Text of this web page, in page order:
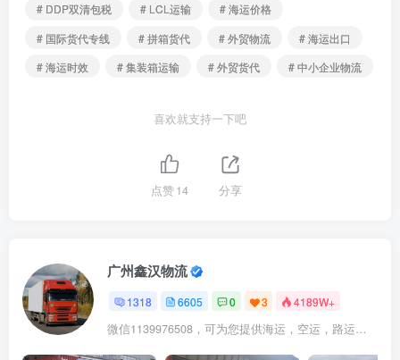
# DDP双清包税
# LCL运输
# 海运价格
# 国际货代专线
# 拼箱货代 # 外贸物流
# 海运出口
# 海运时效
# 集装箱运输 # 外贸货代 # 中小企业物流
喜欢就支持一下吧
点赞14 分享
广州鑫汉物流
1318 6605 0 3 4189W+
微信1139976508，可为您提供海运，空运，路运，铁路运输